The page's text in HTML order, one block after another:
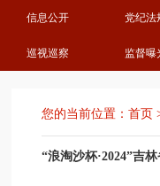
信息公开 党纪法
巡视巡察 监督曝
您的当前位置： 首页
“浪淘沙杯·2024”吉